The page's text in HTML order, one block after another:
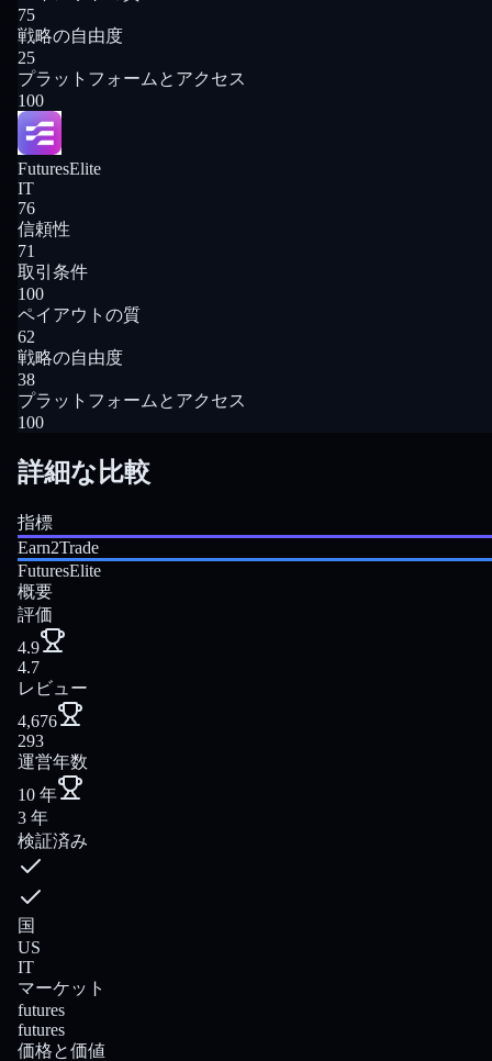
75
戦略の自由度
25
プラットフォームとアクセス
100
FuturesElite
IT
76
信頼性
71
取引条件
100
ペイアウトの質
62
戦略の自由度
38
プラットフォームとアクセス
100
詳細な比較
指標
Earn2Trade
FuturesElite
概要
評価
4.9
4.7
レビュー
4,676
293
運営年数
10 年
3 年
検証済み
国
US
IT
マーケット
futures
futures
価格と価値